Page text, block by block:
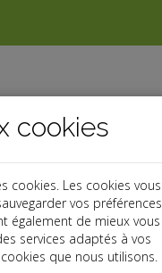
cookies
cookies. Les cookies vous
vos préférences
également de mieux vous
services adaptés à vos
que nous utilisons.